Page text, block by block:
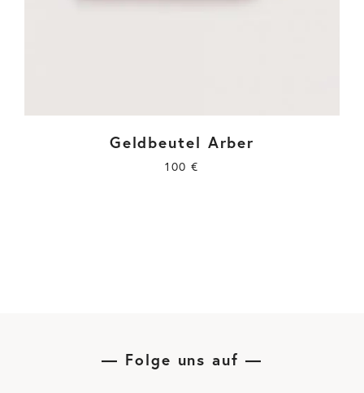
Geldbeutel Arber
100€
— Folge uns auf —